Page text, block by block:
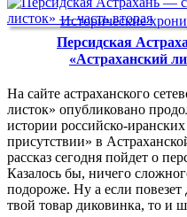
Исторические
Персидская
«Астраханский
На сайте астраханского
листок» опубликовано
истории российско-
присутствии» в
рассказ сегодня пойдет о
Казалось бы, ничего
подороже. Ну а если повезет
твой товар диковинка, то и